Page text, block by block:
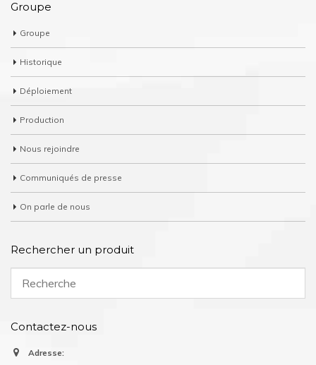
Groupe
Groupe
Historique
Déploiement
Production
Nous rejoindre
Communiqués de presse
On parle de nous
Rechercher un produit
Contactez-nous
Adresse: